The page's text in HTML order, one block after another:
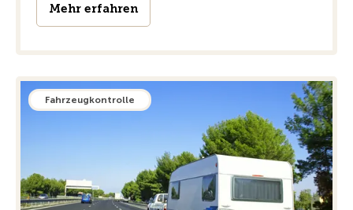
Mehr erfahren
Fahrzeugkontrolle